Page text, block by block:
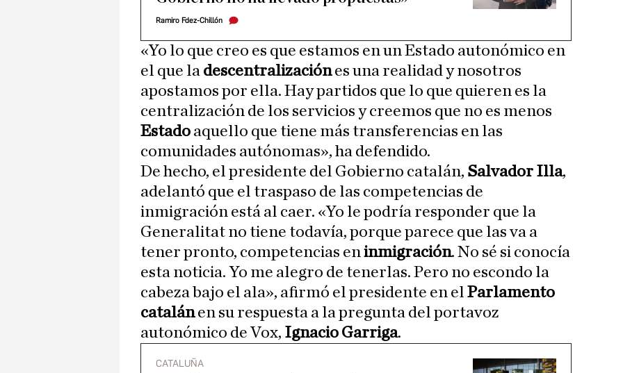
Ramiro Fdez-Chillón
«Yo lo que creo es que estamos en un Estado autonómico en
el que la descentralizaciónes una realidad y nosotros
apostamos por ella. Hay partidos que lo que quieren es la
centralización de los servicios y creemos que no es menos
Estado aquello que tiene más transferencias en las
comunidades autónomas», ha defendido.
De hecho, el presidente del Gobierno catalán, Salvador Illa,
adelantó que el traspaso de las competencias de
inmigración está al caer. «Yo le podría responder que la
Generalitat no tiene todavía, porque parece que las va a
tener pronto, competencias eninmigración. No sé si conocía
esta noticia. Yo me alegro de tenerlas. Pero no escondo la
cabeza bajo el ala», afirmó el presidente en el Parlamento
catalánen su respuesta a la pregunta del portavoz
autonómico de Vox, Ignacio Garriga.
CATALUÑA